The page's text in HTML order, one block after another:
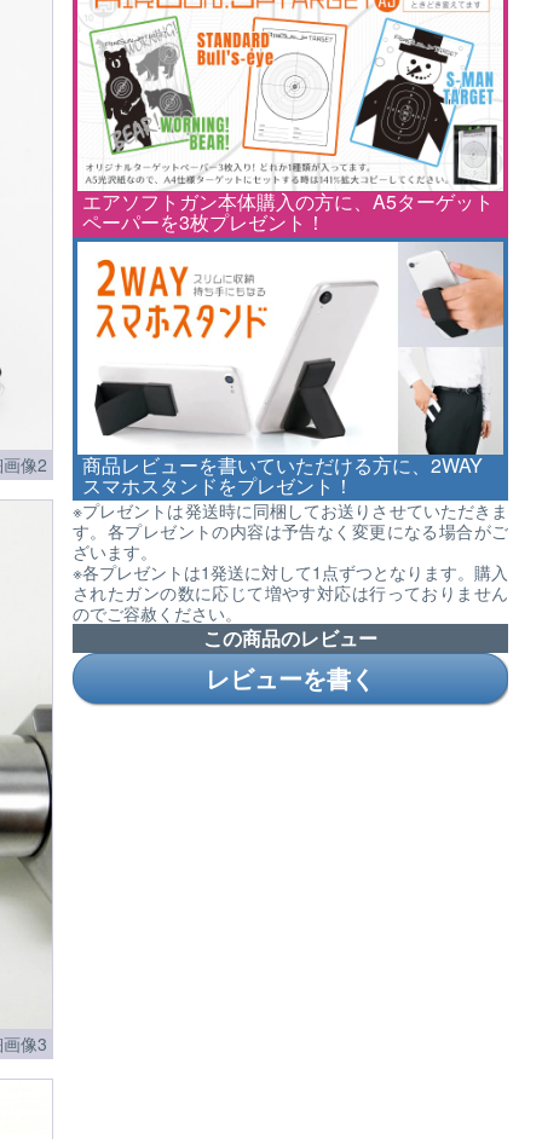
エアソフトガン本体購入の方に、A5ターゲット
ペーパーを3枚プレゼント！
商品レビューを書いていただける方に、2WAY
スマホスタンドをプレゼント！
※プレゼントは発送時に同梱してお送りさせていただきま
す。各プレゼントの内容は予告なく変更になる場合がご
ざいます。
※各プレゼントは1発送に対して1点ずつとなります。購入
されたガンの数に応じて増やす対応は行っておりません
のでご容赦ください。
この商品のレビュー
レビューを書く
像2
像3